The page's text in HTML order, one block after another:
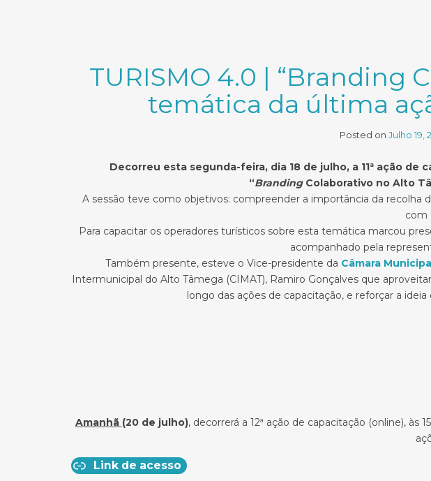
TURISMO 4.0 | “Branding
temática da última
Posted on Julho 19,
Decorreu esta segunda-feira, dia 18 de julho, a 11ª ação
“BrandingColaborativo no Alto
A sessão teve como objetivos: compreender a importância da recolha
com
Para capacitar os operadores turísticos sobre esta temática marcou
acompanhado pela
Também presente, esteve o Vice-presidente da Câmara
Intermunicipal do Alto Tâmega (CIMAT), Ramiro Gonçalves que
longo das ações de capacitação, e reforçar a
Amanhã (20 de julho), decorrerá a 12ª ação de capacitação (online),
Link de acesso